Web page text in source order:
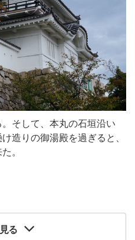
そして、本丸の石垣沿い
造りの御湯殿を過ぎると、
。
る